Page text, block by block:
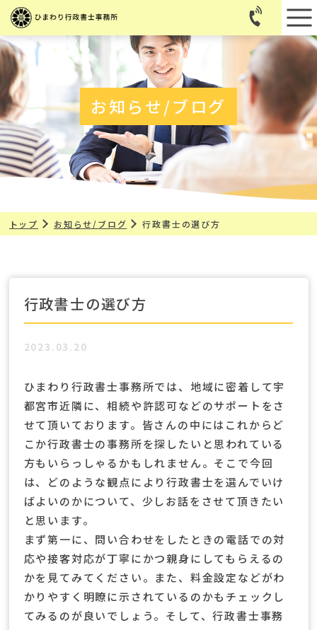
お知らせ/ブログ
トップ お知らせ/ブログ 行政書士の選び方
行政書士の選び方
2023.03.20
ひまわり行政書士事務所では、地域に密着して宇
都宮市近隣に、相続や許認可などのサポートをさ
せて頂いております。皆さんの中にはこれからど
こか行政書士の事務所を探したいと思われている
方もいらっしゃるかもしれません。そこで今回
は、どのような観点により行政書士を選んでいけ
ばよいのかについて、少しお話をさせて頂きたい
と思います。
まず第一に、問い合わせをしたときの電話での対
応や接客対応が丁寧にかつ親身にしてもらえるの
かを見てみてください。また、料金設定などがわ
かりやすく明瞭に示されているのかもチェックし
てみるのが良いでしょう。そして、行政書士事務